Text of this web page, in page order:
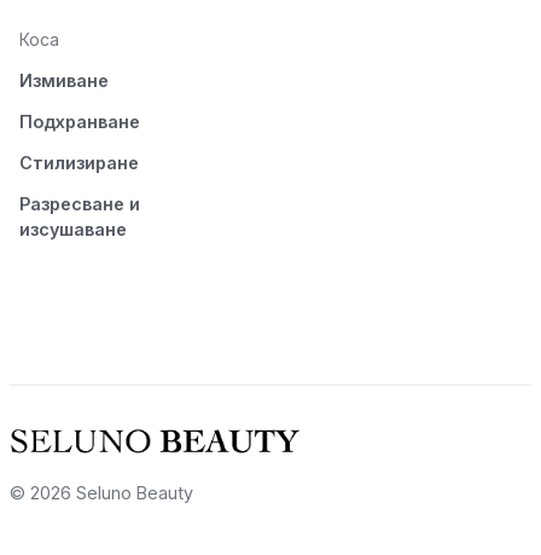
Коса
Измиване
Подхранване
Стилизиране
Разресване и
изсушаване
© 2026 Seluno Beauty